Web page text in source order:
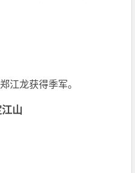
江龙获得季军。
山